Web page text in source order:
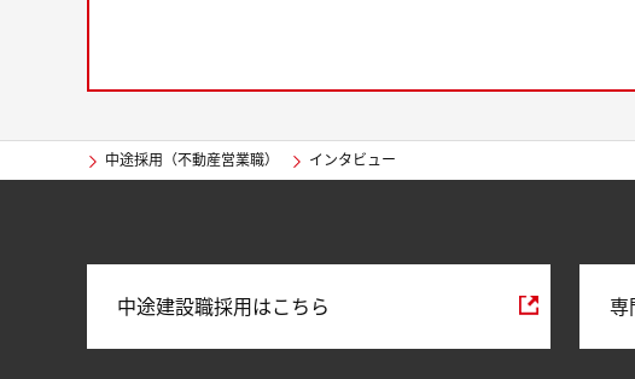
中途採用（不動産営業職） インタビュー
中途建設職採用はこちら 専